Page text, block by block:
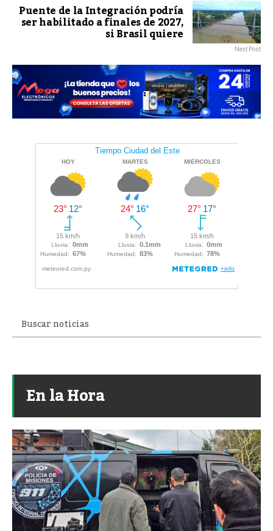
Puente de la Integración podría
ser habilitado a finales de 2027,
si Brasil quiere
Next Post
En la Hora